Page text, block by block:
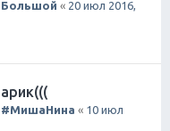
Большой « 20 июл 2016,
#МишаНина « 10 июл